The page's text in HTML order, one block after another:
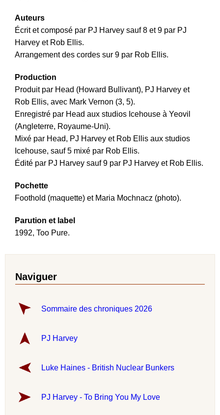
Auteurs
Écrit et composé par PJ Harvey sauf 8 et 9 par PJ
Harvey et Rob Ellis.
Arrangement des cordes sur 9 par Rob Ellis.
Production
Produit par Head (Howard Bullivant), PJ Harvey et
Rob Ellis, avec Mark Vernon (3, 5).
Enregistré par Head aux studios Icehouse à Yeovil
(Angleterre, Royaume-Uni).
Mixé par Head, PJ Harvey et Rob Ellis aux studios
Icehouse, sauf 5 mixé par Rob Ellis.
Édité par PJ Harvey sauf 9 par PJ Harvey et Rob Ellis.
Pochette
Foothold (maquette) et Maria Mochnacz (photo).
Parution et label
1992, Too Pure.
Naviguer
Sommaire des chroniques 2026
PJ Harvey
Luke Haines - British Nuclear Bunkers
PJ Harvey - To Bring You My Love